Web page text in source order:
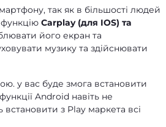
так як в більшості людей
Carplay (для IOS) та
його екран та
музику та здійснювати
у вас буде змога встановити
Android навіть не
з Play маркета всі